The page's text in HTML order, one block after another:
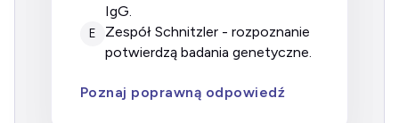
IgG.
E
zespół Schnitzler - rozpoznanie
potwierdzą badania genetyczne.
Poznaj poprawną odpowiedź